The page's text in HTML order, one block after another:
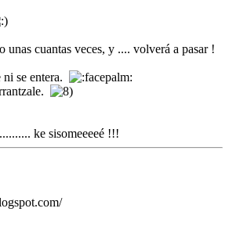
unas cuantas veces, y .... volverá a pasar !
se entera.
ke sisomeeeeé !!!